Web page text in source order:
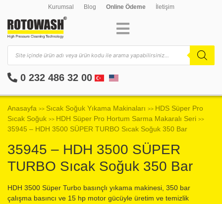
Kurumsal Blog Online Ödeme İletişim
0 232 486 32 00
Anasayfa >> Sıcak Soğuk Yıkama Makinaları >> HDS Süper Pro
Sıcak Soğuk >> HDH Süper Pro Hortum Sarma Makaralı Seri >>
35945 – HDH 3500 SÜPER TURBO Sıcak Soğuk 350 Bar
35945 – HDH 3500 SÜPER
TURBO Sıcak Soğuk 350 Bar
HDH 3500 Süper Turbo basınçlı yıkama makinesi, 350 bar
çalışma basıncı ve 15 hp motor gücüyle üretim ve temizlik